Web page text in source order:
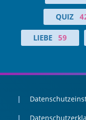
QUIZ
LIEBE 59